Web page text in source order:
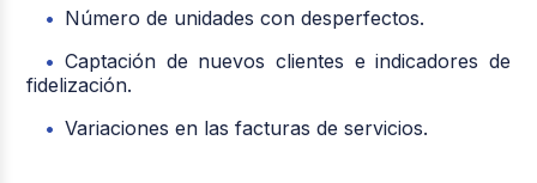
Número de unidades con desperfectos.
Captación de nuevos clientes e indicadores de
fidelización.
Variaciones en las facturas de servicios.